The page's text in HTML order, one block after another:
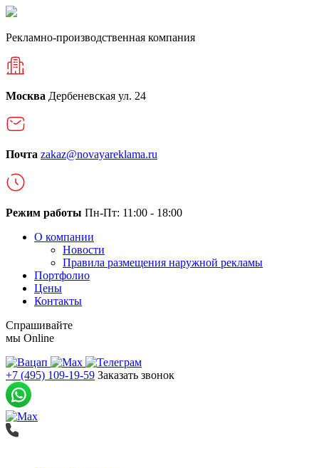
Рекламно-производственная компания
Москва Дербеневская ул. 24
Почта zakaz@novayareklama.ru
Режим работы Пн-Пт: 11:00 - 18:00
О компании
Новости
Правила размещения наружной рекламы
Портфолио
Цены
Контакты
Спрашивайте
мы Online
+7 (495) 109-19-59 Заказать звонок